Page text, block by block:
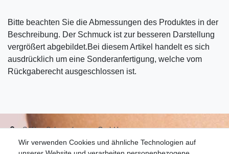
Bitte beachten Sie die Abmessungen des Produktes in der
Beschreibung. Der Schmuck ist zur besseren Darstellung
vergrößert abgebildet.Bei diesem Artikel handelt es sich
ausdrücklich um eine Sonderanfertigung, welche vom
Rückgaberecht ausgeschlossen ist.
Wir verwenden Cookies und ähnliche Technologien auf
S.W.w. Schmuckwaren GmbH
07051-9608828